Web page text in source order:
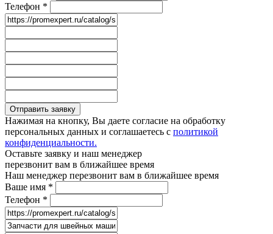
Телефон *
Отправить заявку
Нажимая на кнопку, Вы даете согласие на обработку
персональных данных и соглашаетесь с политикой
конфиденциальности.
Оставьте заявку и наш менеджер
перезвонит вам в ближайшее время
Наш менеджер перезвонит вам в ближайшее время
Ваше имя *
Телефон *